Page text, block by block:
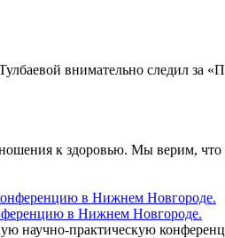
внимательно следил
к здоровью. Мы верим, что
в Нижнем Новгороде.
научно-практическую